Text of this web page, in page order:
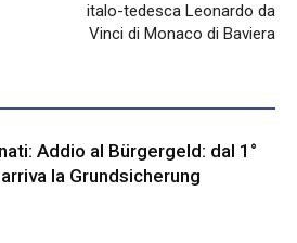
italo-tedesca Leonardo da
Vinci di Monaco di Baviera
Addio al Bürgergeld: dal 1°
la Grundsicherung